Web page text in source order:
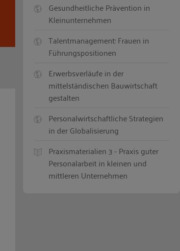
Gesundheitliche Prävention in
Kleinunternehmen
Talentmanagement: Frauen in
Führungspositionen
Erwerbsverläufe in der
mittelständischen Bauwirtschaft
gestalten
Personalwirtschaftliche Strategien
in der Globalisierung
Praxismaterialien 3 - Praxis guter
Personalarbeit in kleinen und
mittleren Unternehmen